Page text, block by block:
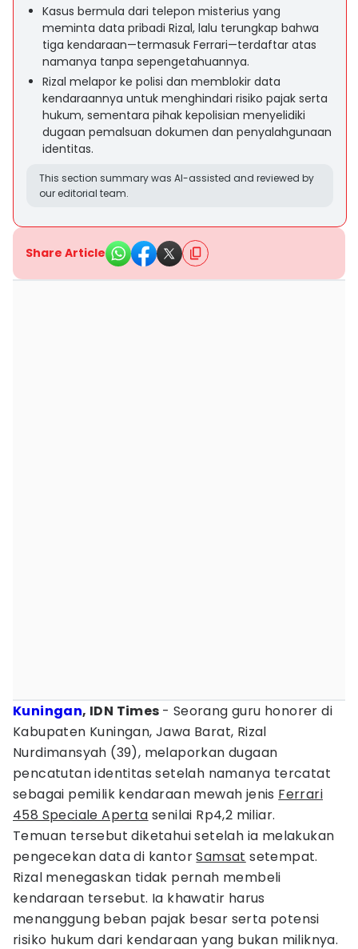
Kasus bermula dari telepon misterius yang
meminta data pribadi Rizal, lalu terungkap bahwa
tiga kendaraan—termasuk Ferrari—terdaftar atas
namanya tanpa sepengetahuannya.
Rizal melapor ke polisi dan memblokir data
kendaraannya untuk menghindari risiko pajak serta
hukum, sementara pihak kepolisian menyelidiki
dugaan pemalsuan dokumen dan penyalahgunaan
identitas.
This section summary was AI-assisted and reviewed by
our editorial team.
Share Article
Kuningan, IDN Times - Seorang guru honorer di
Kabupaten Kuningan, Jawa Barat, Rizal
Nurdimansyah (39), melaporkan dugaan
pencatutan identitas setelah namanya tercatat
sebagai pemilik kendaraan mewah jenis Ferrari
458 Speciale Aperta senilai Rp4,2 miliar.
Temuan tersebut diketahui setelah ia melakukan
pengecekan data di kantorSamsat setempat.
Rizal menegaskan tidak pernah membeli
kendaraan tersebut. Ia khawatir harus
menanggung beban pajak besar serta potensi
risiko hukum dari kendaraan yang bukan miliknya.